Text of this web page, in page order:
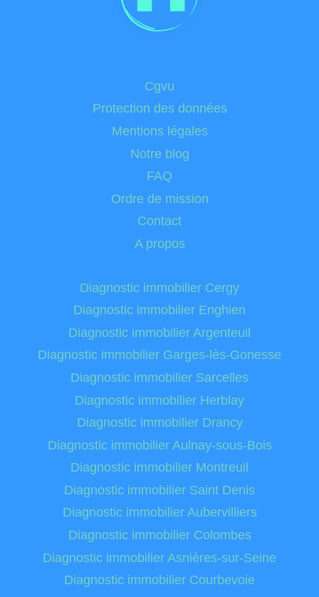
Cgvu
Protection des données
Mentions légales
Notre blog
FAQ
Ordre de mission
Contact
A propos
Diagnostic immobilier Cergy
Diagnostic immobilier Enghien
Diagnostic immobilier Argenteuil
Diagnostic immobilier Garges-lès-Gonesse
Diagnostic immobilier Sarcelles
Diagnostic immobilier Herblay
Diagnostic immobilier Drancy
Diagnostic immobilier Aulnay-sous-Bois
Diagnostic immobilier Montreuil
Diagnostic immobilier Saint Denis
Diagnostic immobilier Aubervilliers
Diagnostic immobilier Colombes
Diagnostic immobilier Asnières-sur-Seine
Diagnostic immobilier Courbevoie